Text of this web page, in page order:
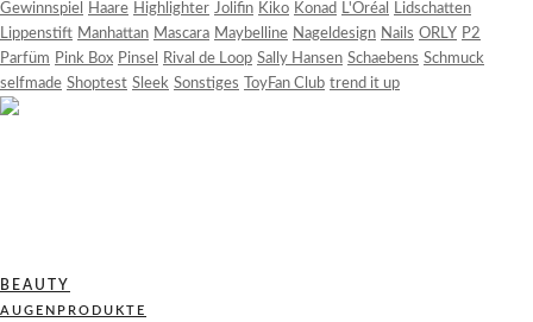
Gewinnspiel
Haare Highlighter Jolifin Kiko Konad L'Oréal
Lidschatten
Lippenstift Manhattan Mascara Maybelline Nageldesign Nails ORLY P2
Parfüm Pink Box Pinsel Rival de Loop Sally Hansen Schaebens Schmuck
selfmade Shoptest Sleek Sonstiges ToyFan Club trend it up
BEAUTY
AUGENPRODUKTE